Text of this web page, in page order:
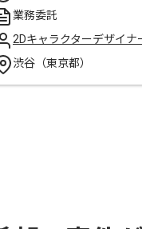
業務委託
2Dキャラクターデザイナ
渋谷（東京都）